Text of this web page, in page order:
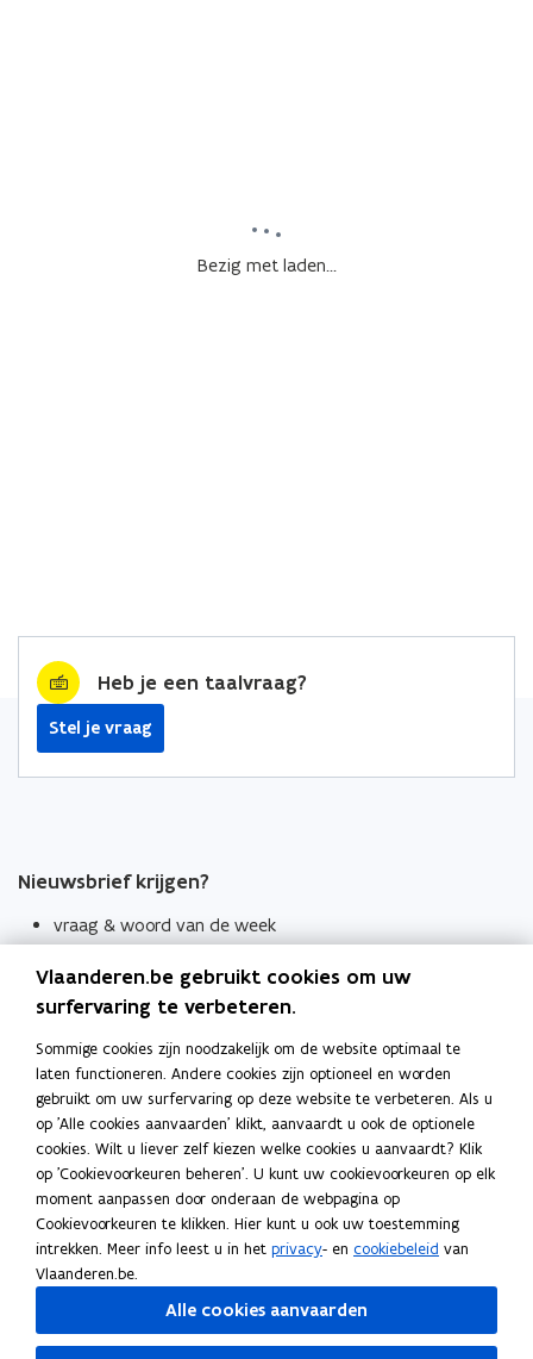
Bezig met laden...
Heb je een taalvraag?
Stel je vraag
Nieuwsbrief krijgen?
vraag & woord van de week
Schrijf je in
Thema's
Taaladviezen
Spellingregels
Tips voor duidelijke taal
Bekijk ook
Spellingtests
Boek- en webwijzer
Vlaanderen.be gebruikt cookies om uw
surfervaring te verbeteren.
Sommige cookies zijn noodzakelijk om de website optimaal te
laten functioneren. Andere cookies zijn optioneel en worden
gebruikt om uw surfervaring op deze website te verbeteren. Als u
op 'Alle cookies aanvaarden' klikt, aanvaardt u ook de optionele
cookies. Wilt u liever zelf kiezen welke cookies u aanvaardt? Klik
op 'Cookievoorkeuren beheren'. U kunt uw cookievoorkeuren op elk
moment aanpassen door onderaan de webpagina op
Cookievoorkeuren te klikken. Hier kunt u ook uw toestemming
intrekken. Meer info leest u in het privacy- en cookiebeleid van
Vlaanderen.be.
Alle cookies aanvaarden